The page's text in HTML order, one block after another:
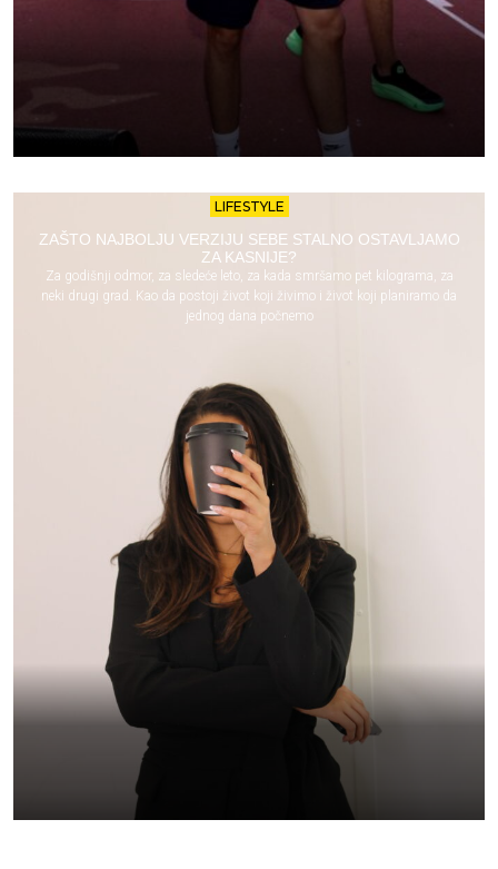
LIFESTYLE
ZAŠTO NAJBOLJU VERZIJU SEBE STALNO OSTAVLJAMO
ZA KASNIJE?
Za godišnji odmor, za sledeće leto, za kada smršamo pet kilograma, za
neki drugi grad. Kao da postoji život koji živimo i život koji planiramo da
jednog dana počnemo